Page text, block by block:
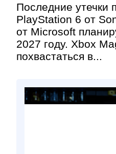
Последние утечки
PlayStation 6 от
от Microsoft
2027 году. Xbox
похвастаться в...
Контакт »